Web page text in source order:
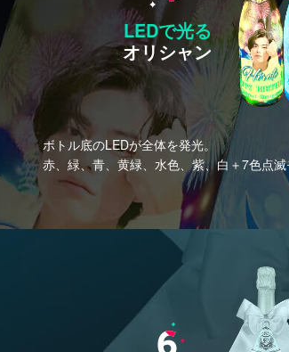
LEDで光る
オリシャン
ボトル底のLEDが全体を発光。
赤、緑、青、黄緑、水色、紫、白＋7色点滅